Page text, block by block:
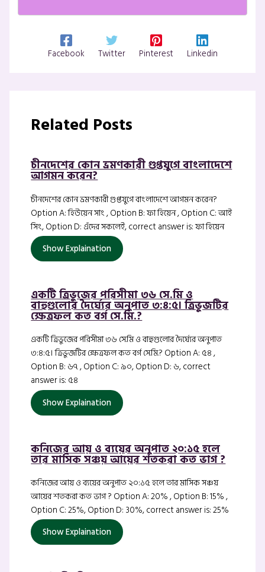
Facebook Twitter Pinterest Linkedin
Related Posts
চীনদেশের কোন ভ্রমণকারী গুপ্তযুগে বাংলাদেশে
আগমন করেন?
চীনদেশের কোন ভ্রমণকারী গুপ্তযুগে বাংলাদেশে আগমন করেন?
Option A: হিউয়েন সাং , Option B: ফা হিয়েন , Option C: আই
সিং, Option D: এঁদের সকলেই, correct answer is: ফা হিয়েন
Show Explaination
একটি ত্রিভুজের পরিসীমা ৩৬ সে.মি ও
বাহুগুলোর দৈর্ঘ্যের অনুপাত ৩:৪:৫। ত্রিভুজটির
ক্ষেত্রফল কত বর্গ সে.মি.?
একটি ত্রিভুজের পরিসীমা ৩৬ সে.মি ও বাহুগুলোর দৈর্ঘ্যের অনুপাত
৩:৪:৫। ত্রিভুজটির ক্ষেত্রফল কত বর্গ সে.মি.? Option A: ৫৪ ,
Option B: ৬৭ , Option C: ৯০, Option D: ৬, correct
answer is: ৫৪
Show Explaination
কনিজের আয় ও ব্যয়ের অনুপাত ২০:১৫ হলে
তার মাসিক সঞ্চয় আয়ের শতকরা কত ভাগ ?
কনিজের আয় ও ব্যয়ের অনুপাত ২০:১৫ হলে তার মাসিক সঞ্চয়
আয়ের শতকরা কত ভাগ ? Option A: 20% , Option B: 15% ,
Option C: 25%, Option D: 30%, correct answer is: 25%
Show Explaination